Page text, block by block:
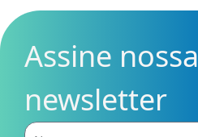
Assine nossa
newsletter
Nome